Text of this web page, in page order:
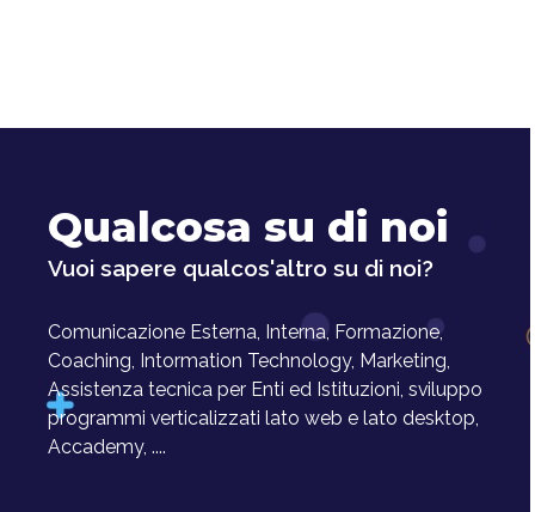
Qualcosa su di noi
Vuoi sapere qualcos'altro su di noi?
Comunicazione Esterna, Interna, Formazione,
Coaching, Intormation Technology, Marketing,
Assistenza tecnica per Enti ed Istituzioni, sviluppo
programmi verticalizzati lato web e lato desktop,
Accademy, ....